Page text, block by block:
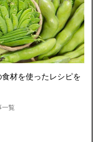
材を使ったレシピを
一覧